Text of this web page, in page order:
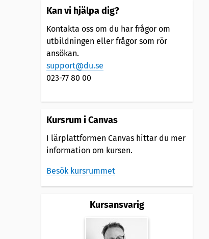
Kan vi hjälpa dig?
Kontakta oss om du har frågor om
utbildningen eller frågor som rör
ansökan.
support@du.se
023-77 80 00
Kursrum i Canvas
I lärplattformen Canvas hittar du mer
information om kursen.
Besök kursrummet
Kursansvarig